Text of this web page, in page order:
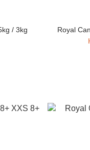
/ 3kg
Royal